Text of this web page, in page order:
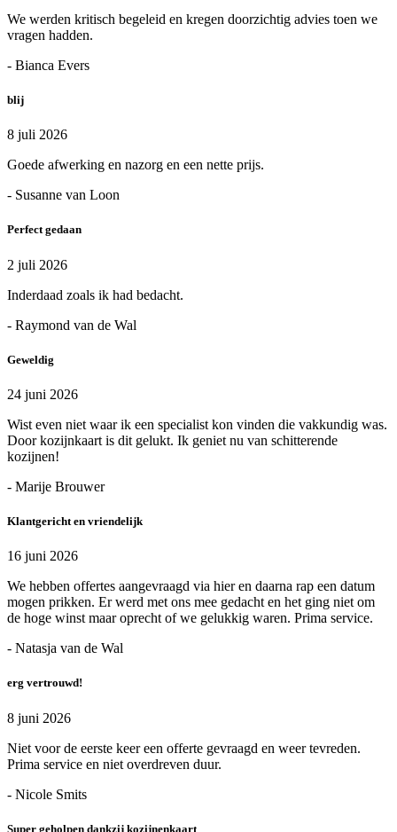
We werden kritisch begeleid en kregen doorzichtig advies toen we
vragen hadden.
- Bianca Evers
blij
8 juli 2026
Goede afwerking en nazorg en een nette prijs.
- Susanne van Loon
Perfect gedaan
2 juli 2026
Inderdaad zoals ik had bedacht.
- Raymond van de Wal
Geweldig
24 juni 2026
Wist even niet waar ik een specialist kon vinden die vakkundig was.
Door kozijnkaart is dit gelukt. Ik geniet nu van schitterende
kozijnen!
- Marije Brouwer
Klantgericht en vriendelijk
16 juni 2026
We hebben offertes aangevraagd via hier en daarna rap een datum
mogen prikken. Er werd met ons mee gedacht en het ging niet om
de hoge winst maar oprecht of we gelukkig waren. Prima service.
- Natasja van de Wal
erg vertrouwd!
8 juni 2026
Niet voor de eerste keer een offerte gevraagd en weer tevreden.
Prima service en niet overdreven duur.
- Nicole Smits
Super geholpen dankzij kozijnenkaart